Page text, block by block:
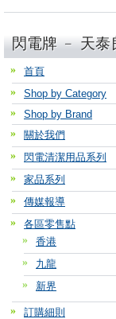
閃電牌 ﹣ 天泰
首頁
Shop by Category
Shop by Brand
關於我們
閃電清潔用品系列
家品系列
傳媒報導
各區零售點
香港
九龍
新界
訂購細則